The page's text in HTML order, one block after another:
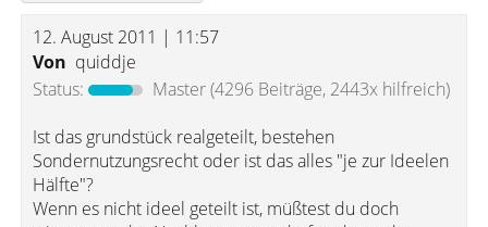
12. August 2011 | 11:57
Von quiddje
Status:
Master(4296 Beiträge, 2443x hilfreich)
Ist das grundstück realgeteilt, bestehen
Sondernutzungsrecht oder ist das alles "je zur Ideelen
Hälfte"?
Wenn es nicht ideel geteilt ist, müßtest du doch